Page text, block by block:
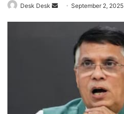
Desk Desk
SendSeptember 2, 2025